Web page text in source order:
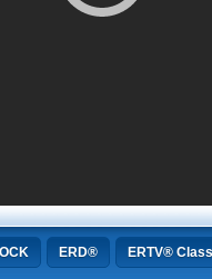
ERD® ERTV®